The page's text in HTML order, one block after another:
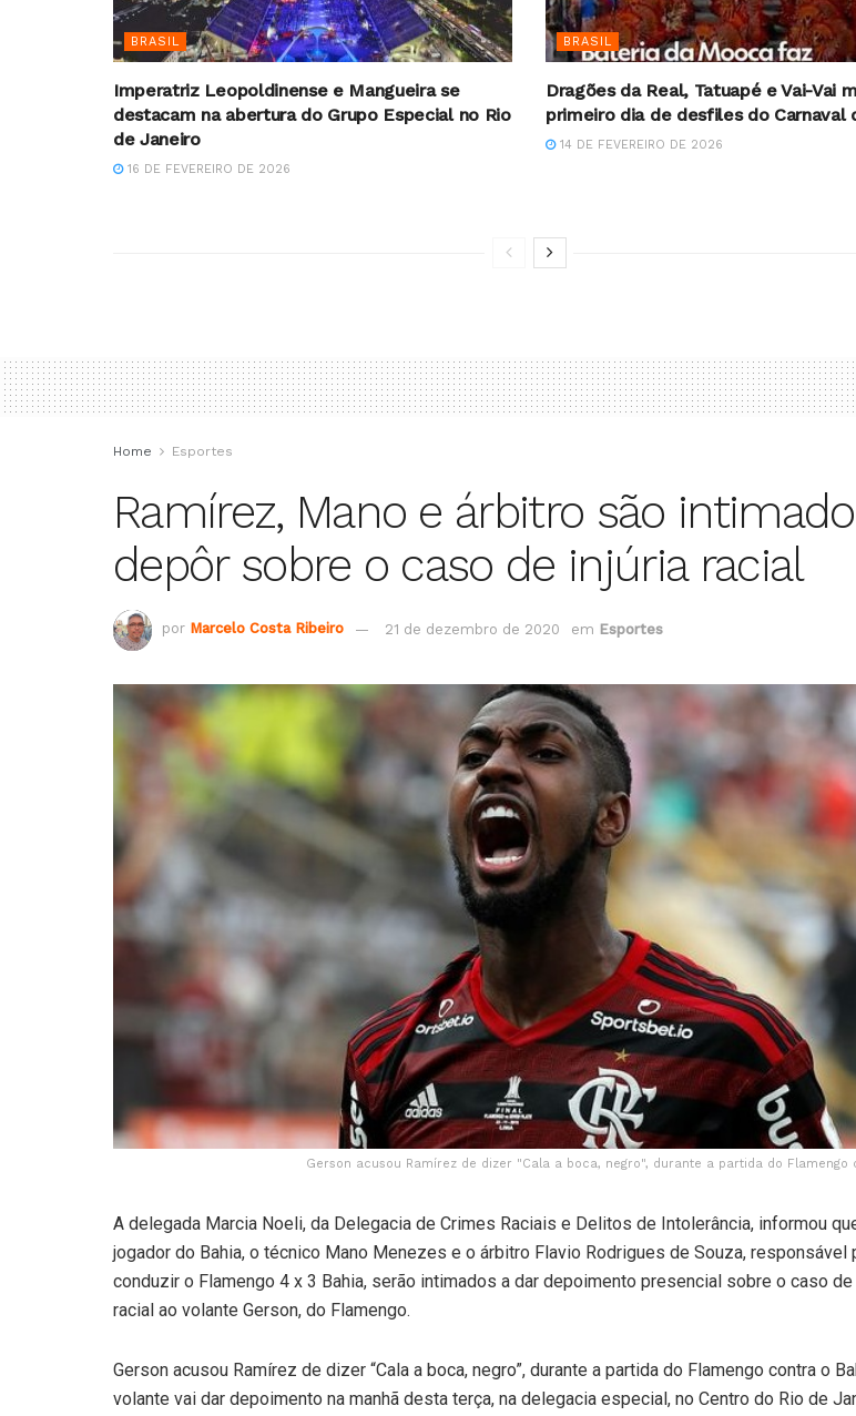
BRASIL
Imperatriz Leopoldinense e Mangueira se
destacam na abertura do Grupo Especial no Rio
de Janeiro
16 DE FEVEREIRO DE 2026
BRASIL
Dragões da Real, Tatuapé e Vai-Vai
primeiro dia de desfiles do Carnaval
14 DE FEVEREIRO DE 2026
Home Esportes
Ramírez, Mano e árbitro são
depôr sobre o caso de injúria racial
por Marcelo Costa Ribeiro 21 de dezembro de 2020 em Esportes
Gerson acusou Ramírez de dizer "Cala a boca, negro", durante a partida do Flamengo
A delegada Marcia Noeli, da Delegacia de Crimes Raciais e Delitos de Intolerância, informou
jogador do Bahia, o técnico Mano Menezes e o árbitro Flavio Rodrigues de Souza, responsável
conduzir o Flamengo 4 x 3 Bahia, serão intimados a dar depoimento presencial sobre o caso de
racial ao volante Gerson, do Flamengo.
Gerson acusou Ramírez de dizer “Cala a boca, negro”, durante a partida do Flamengo contra o
volante vai dar depoimento na manhã desta terça, na delegacia especial, no Centro do Rio de